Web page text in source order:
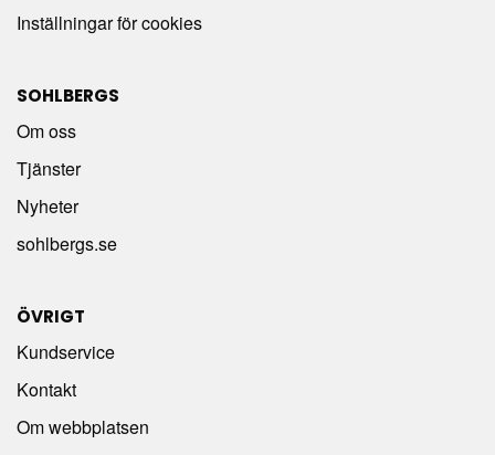
Inställningar för cookies
SOHLBERGS
Om oss
Tjänster
Nyheter
sohlbergs.se
ÖVRIGT
Kundservice
Kontakt
Om webbplatsen